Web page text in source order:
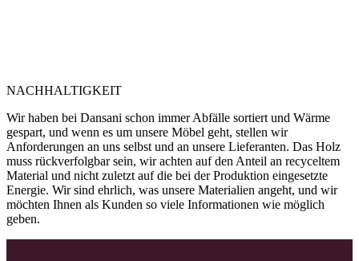
NACHHALTIGKEIT
Wir haben bei Dansani schon immer Abfälle sortiert und Wärme
gespart, und wenn es um unsere Möbel geht, stellen wir
Anforderungen an uns selbst und an unsere Lieferanten. Das Holz
muss rückverfolgbar sein, wir achten auf den Anteil an recyceltem
Material und nicht zuletzt auf die bei der Produktion eingesetzte
Energie. Wir sind ehrlich, was unsere Materialien angeht, und wir